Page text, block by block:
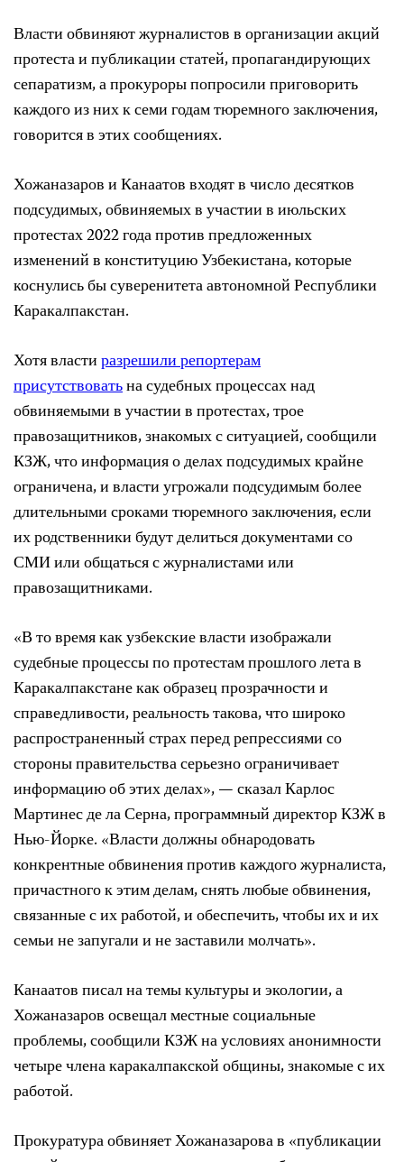
Власти обвиняют журналистов в организации акций
протеста и публикации статей, пропагандирующих
сепаратизм, а прокуроры попросили приговорить
каждого из них к семи годам тюремного заключения,
говорится в этих сообщениях.
Хожаназаров и Канаатов входят в число десятков
подсудимых, обвиняемых в участии в июльских
протестах 2022 года против предложенных
изменений в конституцию Узбекистана, которые
коснулись бы суверенитета автономной Республики
Каракалпакстан.
Хотя властиразрешили репортерам
присутствоватьна судебных процессах над
обвиняемыми в участии в протестах, трое
правозащитников, знакомых с ситуацией, сообщили
КЗЖ, что информация о делах подсудимых крайне
ограничена, и власти угрожали подсудимым более
длительными сроками тюремного заключения, если
их родственники будут делиться документами со
СМИ или общаться с журналистами или
правозащитниками.
«В то время как узбекские власти изображали
судебные процессы по протестам прошлого лета в
Каракалпакстане как образец прозрачности и
справедливости, реальность такова, что широко
распространенный страх перед репрессиями со
стороны правительства серьезно ограничивает
информацию об этих делах», — сказал Карлос
Мартинес де ла Серна, программный директор КЗЖ в
Нью-Йорке. «Власти должны обнародовать
конкрентные обвинения против каждого журналиста,
причастного к этим делам, снять любые обвинения,
связанные с их работой, и обеспечить, чтобы их и их
семьи не запугали и не заставили молчать».
Канаатов писал на темы культуры и экологии, а
Хожаназаров освещал местные социальные
проблемы, сообщили КЗЖ на условиях анонимности
четыре члена каракалпакской общины, знакомые с их
работой.
Прокуратура обвиняет Хожаназарова в «публикации